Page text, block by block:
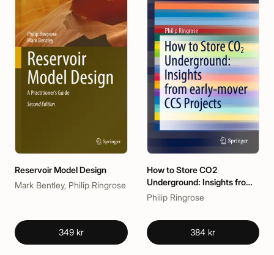
Reservoir Model Design
Mark Bentley, Philip Ringrose
349 kr
How to Store CO2
Underground: Insights from
early-mover CCS Projects
Philip Ringrose
384 kr